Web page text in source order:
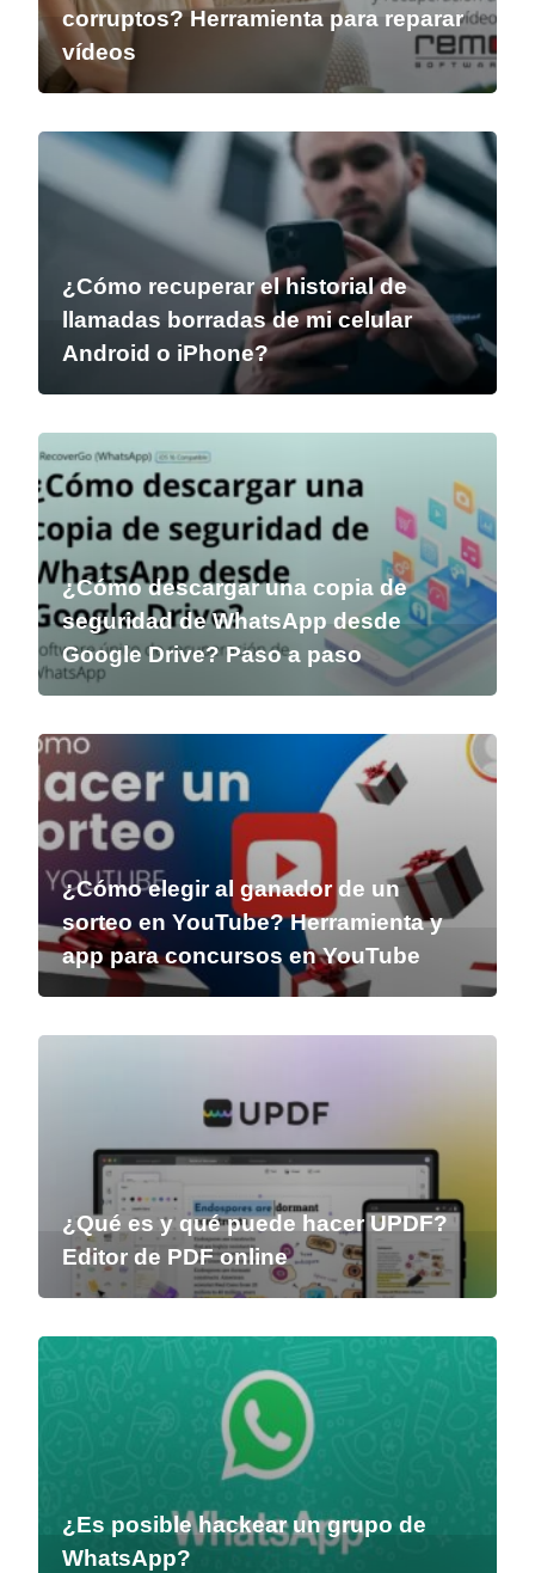
corruptos? Herramienta para reparar
vídeos
¿Cómo recuperar el historial de
llamadas borradas de mi celular
Android o iPhone?
¿Cómo descargar una copia de
seguridad de WhatsApp desde
Google Drive? Paso a paso
¿Cómo elegir al ganador de un
sorteo en YouTube? Herramienta y
app para concursos en YouTube
¿Qué es y qué puede hacer UPDF?
Editor de PDF online
¿Es posible hackear un grupo de
WhatsApp?